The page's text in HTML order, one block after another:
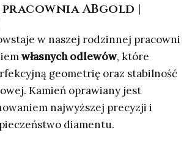
ABgold |
w naszej rodzinnej pracowni
własnych odlewów, które
geometrię oraz stabilność
Kamień oprawiany jest
najwyższej precyzji i
diamentu.